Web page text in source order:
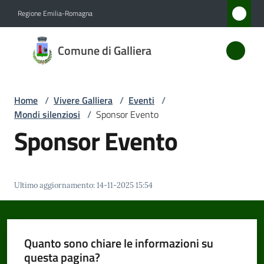
Regione Emilia-Romagna
Comune di Galliera
Comune
di
Novità
Servizi
Vivere
Galliera
Menu selezionato
Home / Vivere Galliera / Eventi /
Mondi silenziosi / Sponsor Evento
Sponsor Evento
Ultimo aggiornamento:14-11-2025 15:54
Quanto sono chiare le informazioni su
questa pagina?